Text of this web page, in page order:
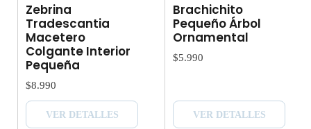
Zebrina
Tradescantia
Macetero
Colgante Interior
Pequeña
$8.990
VER DETALLES
Brachichito
Pequeño Árbol
Ornamental
$5.990
VER DETALLES